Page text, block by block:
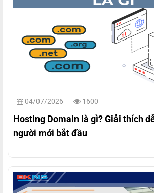
04/07/2026 1600
Hosting Domain là gì? Giải thích
người mới bắt đầu